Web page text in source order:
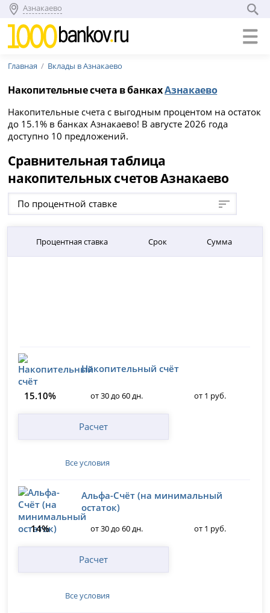
Азнакаево
Главная Вклады в Азнакаево
Накопительные счета в банкахАзнакаево
Накопительные счета с выгодным процентом на остаток
до 15.1% в банках Азнакаево! В августе 2026 года
доступно 10 предложений.
Сравнительная таблица
накопительных счетов Азнакаево
По процентной ставке
Процентная ставка Срок Сумма
Накопительный счёт
15.10% от 30 до 60 дн. от 1 руб.
Расчет
Все условия
Альфа-Счёт (на минимальный
остаток)
14%
от 30 до 60 дн. от 1 руб.
Расчет
Все условия